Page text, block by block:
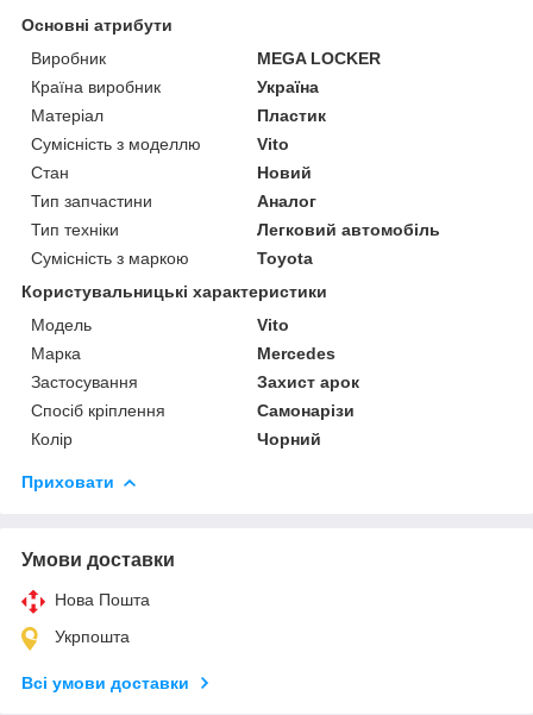
Основні атрибути
Виробник
MEGA LOCKER
Країна виробник
Україна
Матеріал
Пластик
Сумісність з моделлю
Vito
Стан
Новий
Тип запчастини
Аналог
Тип техніки
Легковий автомобіль
Сумісність з маркою
Toyota
Користувальницькі характеристики
Мoдель
Vito
Марка
Mercedes
Застосування
Захист арок
Спосіб кріплення
Самонарізи
Колір
Чорний
Приховати
Умови доставки
Нова Пошта
Укрпошта
Всі умови доставки